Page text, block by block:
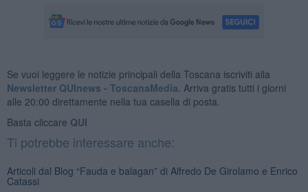
Se vuoi leggere le notizie principali della Toscana iscriviti alla
Newsletter QUInews - ToscanaMedia. Arriva gratis tutti i giorni
alle 20:00 direttamente nella tua casella di posta.
Basta cliccare QUI
Ti potrebbe interessare anche:
Articoli dal Blog “Fauda e balagan” di Alfredo De Girolamo e Enrico
Catassi